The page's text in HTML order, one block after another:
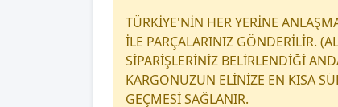
TÜRKİYE'NİN HER YERİNE
İLE PARÇALARINIZ GÖNDERİLİR.
SİPARİŞLERİNİZ BELİRLENDİĞİ
KARGONUZUN ELİNİZE EN KISA
GEÇMESİ SAĞLANIR.